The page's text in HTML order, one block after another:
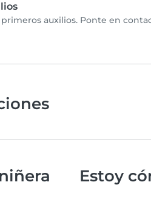
auxilios. Ponte en
Estoy